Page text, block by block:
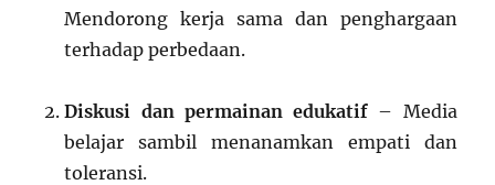
Mendorong kerja sama dan penghargaan
terhadap perbedaan.
Diskusi dan permainan edukatif – Media
belajar sambil menanamkan empati dan
toleransi.